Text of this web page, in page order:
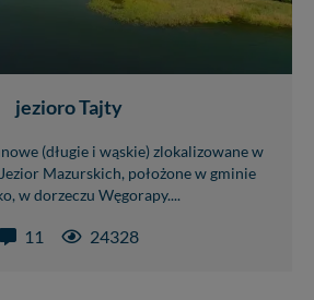
jezioro Tajty
(długie i wąskie) zlokalizowane w
Mazurskich, położone w gminie
w dorzeczu Węgorapy....
11 24328